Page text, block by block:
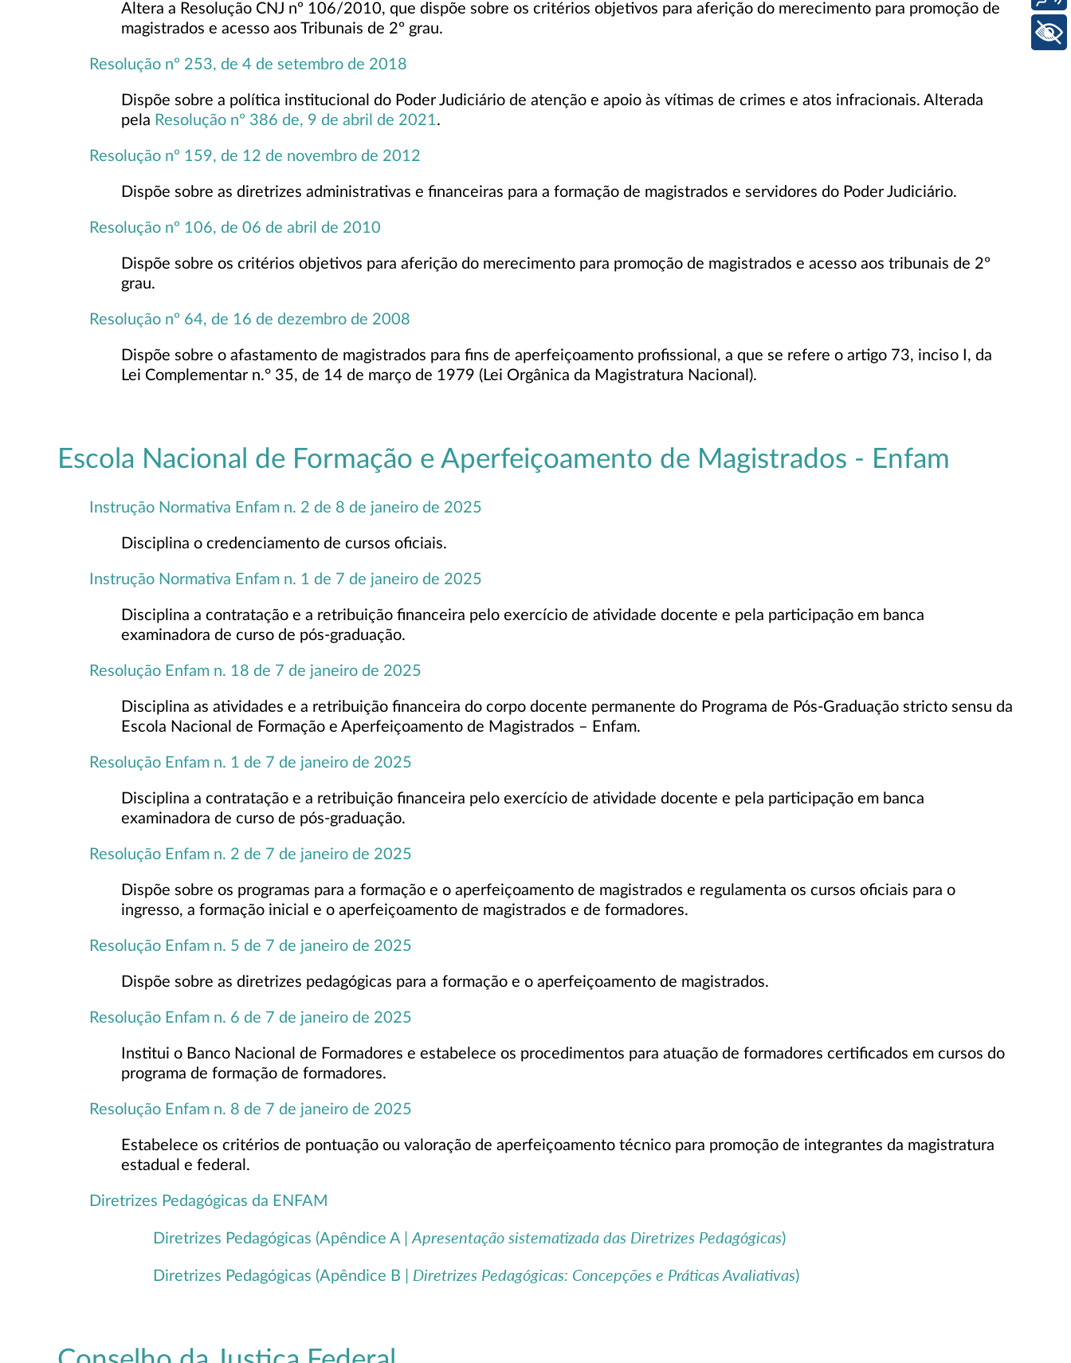
Altera a Resolução CNJ nº 106/2010, que dispõe sobre os critérios objetivos para aferição do merecimento para promoção de
magistrados e acesso aos Tribunais de 2º grau.
Resolução nº 253, de 4 de setembro de 2018
Dispõe sobre a política institucional do Poder Judiciário de atenção e apoio às vítimas de crimes e atos infracionais. Alterada
pela Resolução nº 386 de, 9 de abril de 2021.
Resolução nº 159, de 12 de novembro de 2012
Dispõe sobre as diretrizes administrativas e financeiras para a formação de magistrados e servidores do Poder Judiciário.
Resolução nº 106, de 06 de abril de 2010
Dispõe sobre os critérios objetivos para aferição do merecimento para promoção de magistrados e acesso aos tribunais de 2º
grau.
Resolução nº 64, de 16 de dezembro de 2008
Dispõe sobre o afastamento de magistrados para fins de aperfeiçoamento profissional, a que se refere o artigo 73, inciso I, da
Lei Complementar n.° 35, de 14 de março de 1979 (Lei Orgânica da Magistratura Nacional).
Escola Nacional de Formação e Aperfeiçoamento de Magistrados - Enfam
Instrução Normativa Enfam n. 2 de 8 de janeiro de 2025
Disciplina o credenciamento de cursos oficiais.
Instrução Normativa Enfam n. 1 de 7 de janeiro de 2025
Disciplina a contratação e a retribuição financeira pelo exercício de atividade docente e pela participação em banca
examinadora de curso de pós-graduação.
Resolução Enfam n. 18 de 7 de janeiro de 2025
Disciplina as atividades e a retribuição financeira do corpo docente permanente do Programa de Pós-Graduação stricto sensu da
Escola Nacional de Formação e Aperfeiçoamento de Magistrados – Enfam.
Resolução Enfam n. 1 de 7 de janeiro de 2025
Disciplina a contratação e a retribuição financeira pelo exercício de atividade docente e pela participação em banca
examinadora de curso de pós-graduação.
Resolução Enfam n. 2 de 7 de janeiro de 2025
Dispõe sobre os programas para a formação e o aperfeiçoamento de magistrados e regulamenta os cursos oficiais para o
ingresso, a formação inicial e o aperfeiçoamento de magistrados e de formadores.
Resolução Enfam n. 5 de 7 de janeiro de 2025
Dispõe sobre as diretrizes pedagógicas para a formação e o aperfeiçoamento de magistrados.
Resolução Enfam n. 6 de 7 de janeiro de 2025
Institui o Banco Nacional de Formadores e estabelece os procedimentos para atuação de formadores certificados em cursos do
programa de formação de formadores.
Resolução Enfam n. 8 de 7 de janeiro de 2025
Estabelece os critérios de pontuação ou valoração de aperfeiçoamento técnico para promoção de integrantes da magistratura
estadual e federal.
Diretrizes Pedagógicas da ENFAM
Diretrizes Pedagógicas (Apêndice A |Apresentação sistematizada das Diretrizes Pedagógicas)
Diretrizes Pedagógicas (Apêndice B | Diretrizes Pedagógicas: Concepções e Práticas Avaliativas)